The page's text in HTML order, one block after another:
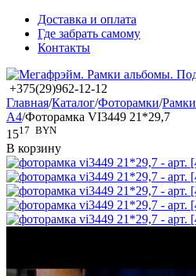
Доставка и оплата
Где забрать самому
Контакты
+375(29)962-12-12
Главная/Каталог/Фоторамки/
А4/Фоторамка VI3449 21*29,7
1517 BYN
В корзину